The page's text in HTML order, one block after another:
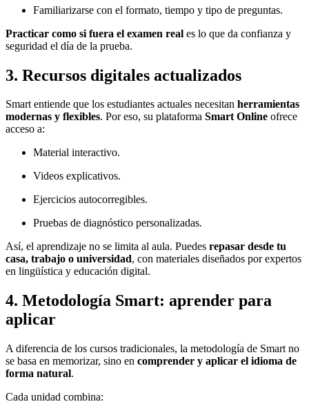
Familiarizarse con el formato, tiempo y tipo de preguntas.
Practicar como si fuera el examen real es lo que da confianza y
seguridad el día de la prueba.
3. Recursos digitales actualizados
Smart entiende que los estudiantes actuales necesitan herramientas
modernas y flexibles. Por eso, su plataforma Smart Online ofrece
acceso a:
Material interactivo.
Videos explicativos.
Ejercicios autocorregibles.
Pruebas de diagnóstico personalizadas.
Así, el aprendizaje no se limita al aula. Puedes repasar desde tu
casa, trabajo o universidad, con materiales diseñados por expertos
en lingüística y educación digital.
4. Metodología Smart: aprender para
aplicar
A diferencia de los cursos tradicionales, la metodología de Smart no
se basa en memorizar, sino en comprender y aplicar el idioma de
forma natural.
Cada unidad combina: